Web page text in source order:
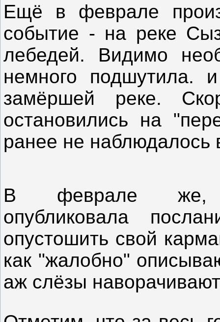
Ещё в феврале
событие - на реке
лебедей. Видимо
немного подшутила.
замёршей реке.
остановились на
ранее не наблюдалось
В феврале же,
опубликовала
опустошить свой
как "жалобно"
аж слёзы